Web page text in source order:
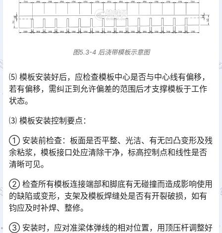
图5.3-4 后浇带模板示意图
⑸ 模板安装好后，应检查模板中心是否与中心线有偏移，
若有偏移，需纠正到允许偏差的范围后才支撑模板于工作
状态。
⑶ 模板安装控制要点：
① 安装前检查：板面是否平整、光洁、有无凹凸变形及残
余粘浆，模板接口处应清除干净，标高控制点和线性是否
清晰可见。
② 检查所有模板连接端部和脚底有无碰撞而造成影响使用
的缺陷或变形，支架及模板焊缝处是否有开裂破损，如有
钧应及时补焊、整修。
③ 安装时，应对准梁体弹线的相对位置，用顶压杆调整好